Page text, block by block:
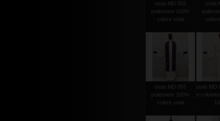
stola MD 055
poliestere 100%
colore viola
stola
stola MD 055
poliestere 100%
colore viola
stola MD
e